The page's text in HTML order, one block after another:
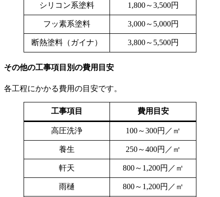
シリコン系塗料 1,800～3,500円
フッ素系塗料 3,000～5,000円
断熱塗料（ガイナ） 3,800～5,500円
その他の工事項目別の費用目安
各工程にかかる費用の目安です。
工事項目 費用目安
高圧洗浄 100～300円／㎡
養生 250～400円／㎡
軒天 800～1,200円／㎡
雨樋 800～1,200円／㎡